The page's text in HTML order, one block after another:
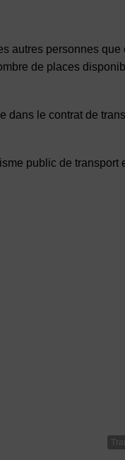
autres personnes que
de places
dans le contrat de
public de transport